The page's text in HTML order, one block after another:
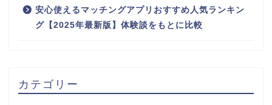
安心使えるマッチングアプリおすすめ人気ランキン
グ【2025年最新版】体験談をもとに比較
カテゴリー